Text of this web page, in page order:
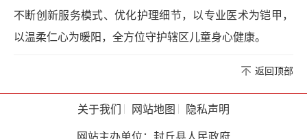
不断创新服务模式、优化护理细节，以专业医术为铠甲，
以温柔仁心为暖阳，全方位守护辖区儿童身心健康。
返回顶部
关于我们 网站地图
隐私声明